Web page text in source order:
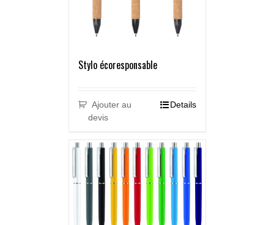
Stylo écoresponsable
Ajouter au
devis
Details